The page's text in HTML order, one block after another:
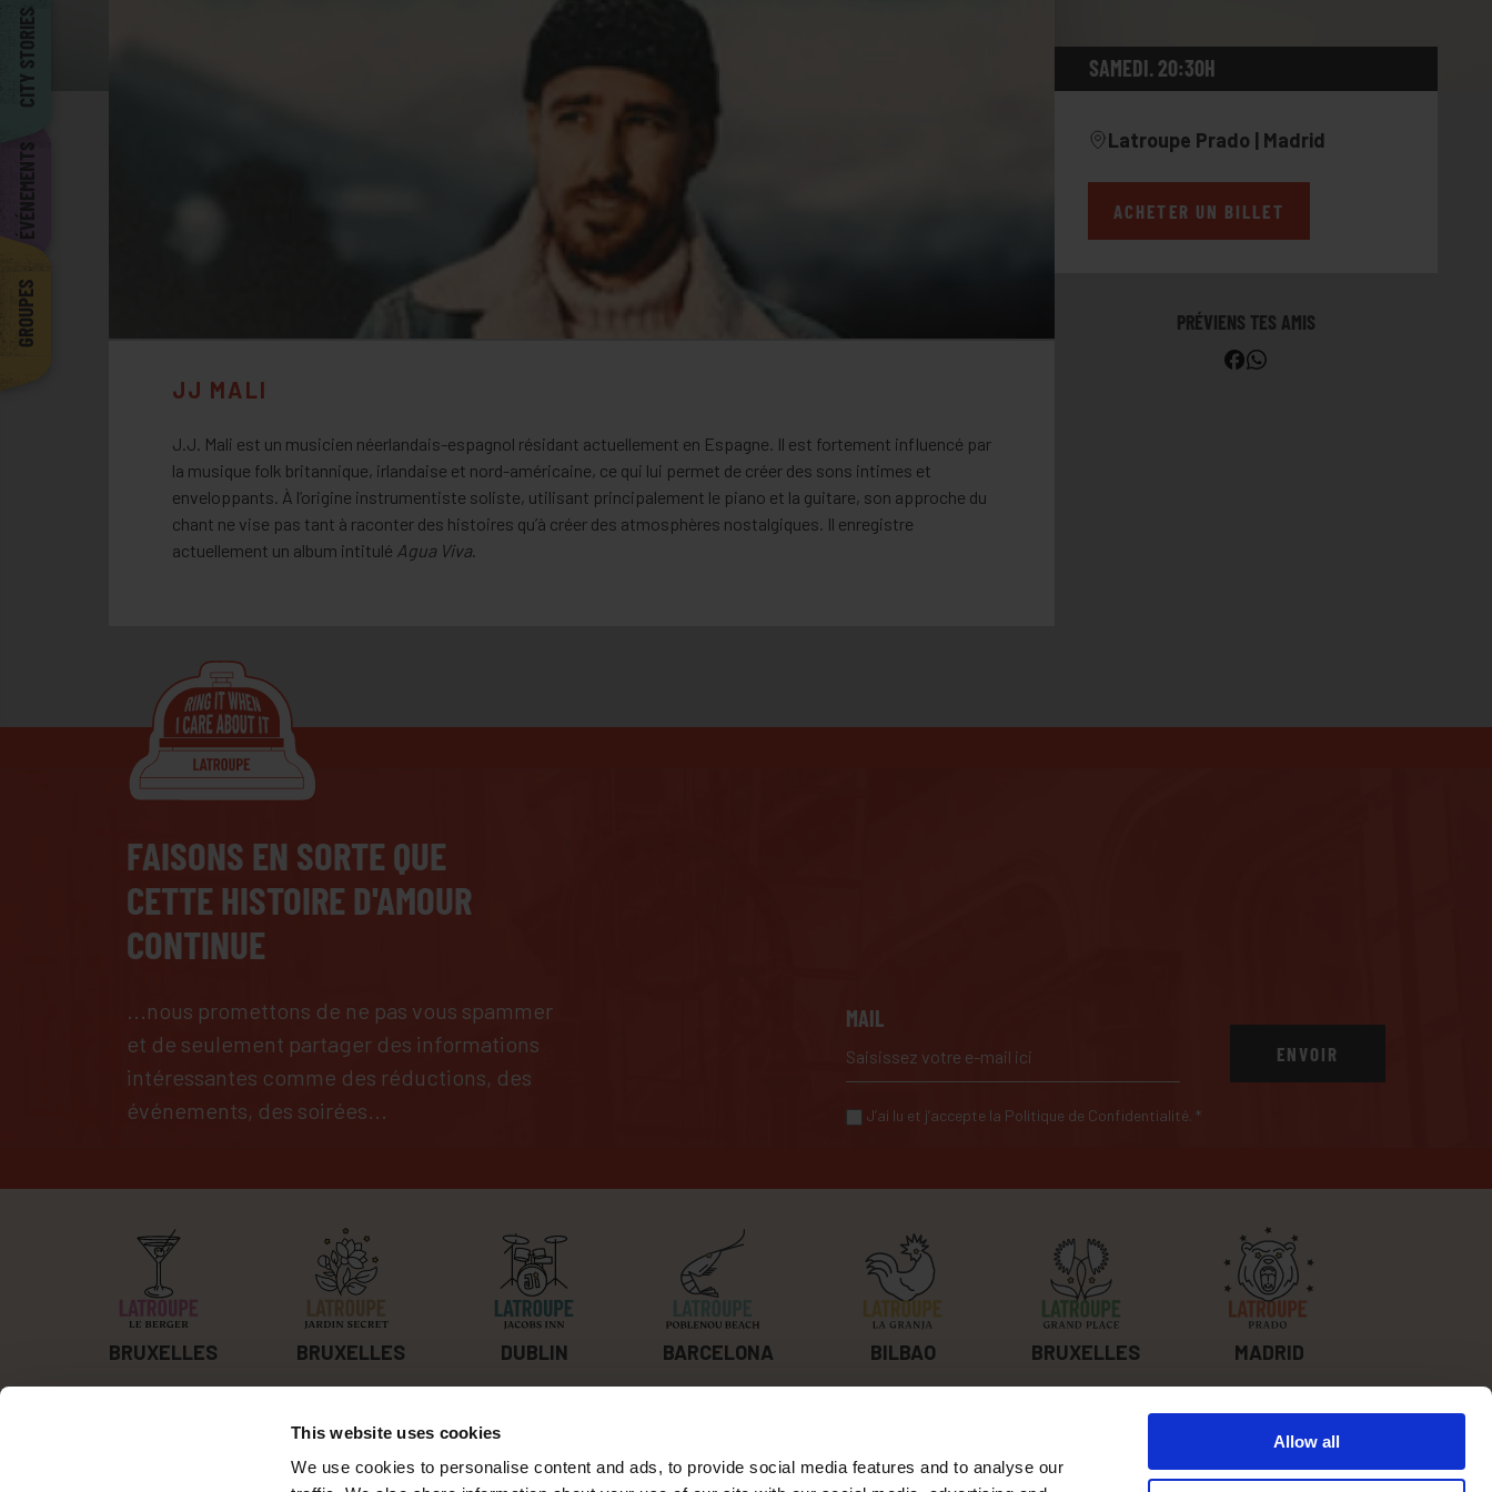
This website uses cookies
We use cookies to personalise content and ads, to provide social media features and to analyse our
Allow all
CITY STORIES
ÉVÉNEMENTS
GROUPES
JJ MALI
J.J. Mali est un musicien néerlandais-espagnol résidant actuellement en Espagne. Il est fortement influencé par
la musique folk britannique, irlandaise et nord-américaine, ce qui lui permet de créer des sons intimes et
enveloppants. À l’origine instrumentiste soliste, utilisant principalement le piano et la guitare, son approche du
chant ne vise pas tant à raconter des histoires qu’à créer des atmosphères nostalgiques. Il enregistre
actuellement un album intitulé Agua Viva.
SAMEDI. 20:30H
Latroupe Prado | Madrid
ACHETER UN BILLET
PRÉVIENS TES AMIS
FAISONS EN SORTE QUE
CETTE HISTOIRE D'AMOUR
CONTINUE
...nous promettons de ne pas vous spammer
et de seulement partager des informations
intéressantes comme des réductions, des
événements, des soirées...
MAIL
ENVOIR
J’ai lu et j’accepte la Politique de Confidentialité. *
BRUXELLES BRUXELLES DUBLIN BARCELONA BILBAO BRUXELLES MADRID
bien plus que les murs qui les soutiennent, ce sont
ABOUT US
TRAVAILLE AVEC NOUS
CONTACT
DURABILITÉ
SUR LES